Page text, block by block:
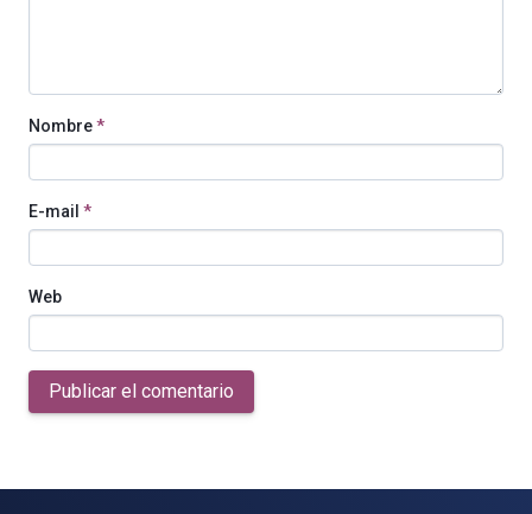
Nombre*
E-mail *
Web
Publicar el comentario